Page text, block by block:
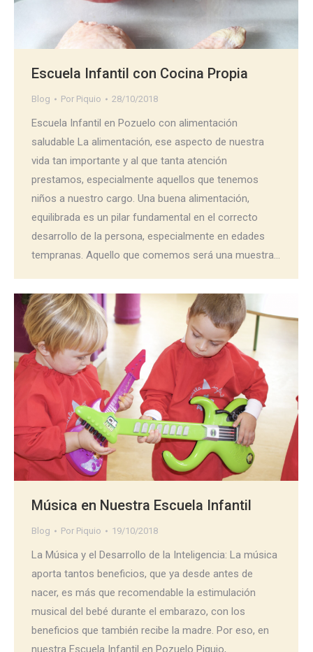
Escuela Infantil con Cocina Propia
Blog Por Piquio 28/10/2018
Escuela Infantil en Pozuelo con alimentación
saludable La alimentación, ese aspecto de nuestra
vida tan importante y al que tanta atención
prestamos, especialmente aquellos que tenemos
niños a nuestro cargo. Una buena alimentación,
equilibrada es un pilar fundamental en el correcto
desarrollo de la persona, especialmente en edades
tempranas. Aquello que comemos será una muestra…
Música en Nuestra Escuela Infantil
Blog Por Piquio 19/10/2018
La Música y el Desarrollo de la Inteligencia: La música
aporta tantos beneficios, que ya desde antes de
nacer, es más que recomendable la estimulación
musical del bebé durante el embarazo, con los
beneficios que también recibe la madre. Por eso, en
nuestra Escuela Infantil en Pozuelo Piquio,